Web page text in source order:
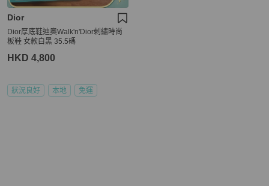
Dior
Dior厚底鞋迪奧Walk'n'Dior刺繡時尚
板鞋 女款白黑 35.5碼
HKD 4,800
狀況良好 本地 免運